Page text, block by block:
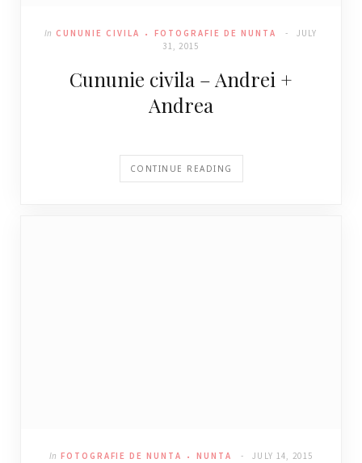
In CUNUNIE CIVILA FOTOGRAFIE DE NUNTA
JULY
31, 2015
Cununie civila – Andrei +
Andrea
CONTINUE READING
In FOTOGRAFIE DE NUNTA NUNTA JULY 14, 2015